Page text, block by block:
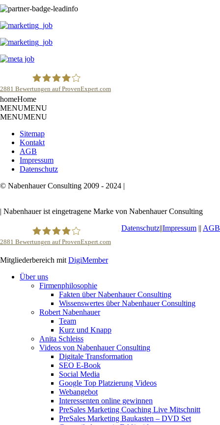
Robert Nabenhauer
2881 Bewertungen auf ProvenExpert.com
homeHome
MENUMENU
MENUMENU
Sitemap
Kontakt
AGB
Impressum
Datenschutz
© Nabenhauer Consulting 2009 - 2024 |
| Nabenhauer ist eingetragene Marke von Nabenhauer Consulting
Datenschutz||Impressum || AGB
Robert Nabenhauer
2881 Bewertungen auf ProvenExpert.com
Mitgliederbereich mit DigiMember
Über uns
Firmenphilosophie
Fakten über Nabenhauer Consulting
Wissenswertes über Nabenhauer Consulting
Robert Nabenhauer
Team
Kurz und Knapp
Anita Schleiss
Videos von Nabenhauer Consulting
Digitale Transformation
SEO E-Book
Social Media
Google Top Platzierung Videos
Webangebot
Interessenten online gewinnen
PreSales Marketing Coaching Live Mitschnitt
PreSales Marketing Baukasten – DVD Set